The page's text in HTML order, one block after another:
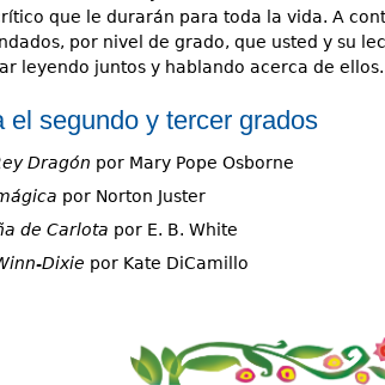
que le durarán para toda la vida. A
por nivel de grado, que usted y su
leyendo juntos y hablando acerca de ellos.
el segundo y tercer grados
Dragón por Mary Pope Osborne
por Norton Juster
de Carlota por E. B. White
Dixie por Kate DiCamillo